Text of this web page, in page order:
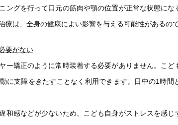
ングを行って口元の筋肉や顎の位置が正常な状態に
療は、全身の健康によい影響を与える可能性があるので
要がない
ー矯正のように常時装着する必要がありません。こ
に支障をきたすことなく利用できます。日中の1時間
和感などが少ないため、こども自身がストレスを感じ